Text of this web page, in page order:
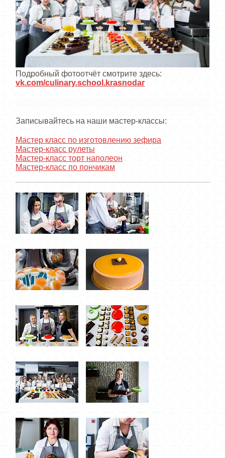
Подробный фотоотчёт смотрите здесь:
vk.com/culinary.school.krasnodar
Записывайтесь на наши мастер-классы:
Мастер класс по изготовлению зефира
Мастер-класс рулеты
Мастер-класс торт наполеон
Мастер-класс по пончикам